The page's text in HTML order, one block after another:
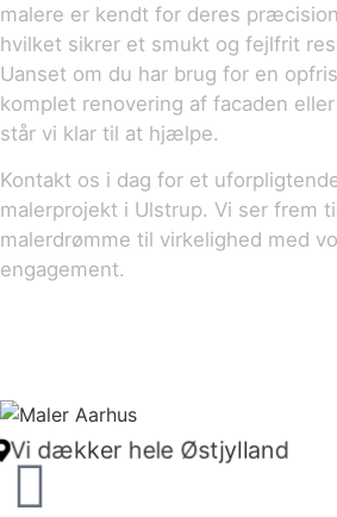
malere er kendt for deres
hvilket sikrer et smukt og fejlfrit
Uanset om du har brug for en
komplet renovering af facaden
står vi klar til at hjælpe.
Kontakt os i dag for et
malerprojekt i Ulstrup. Vi ser frem
malerdrømme til virkelighed med
engagement.
Vi dækker hele Østjylland